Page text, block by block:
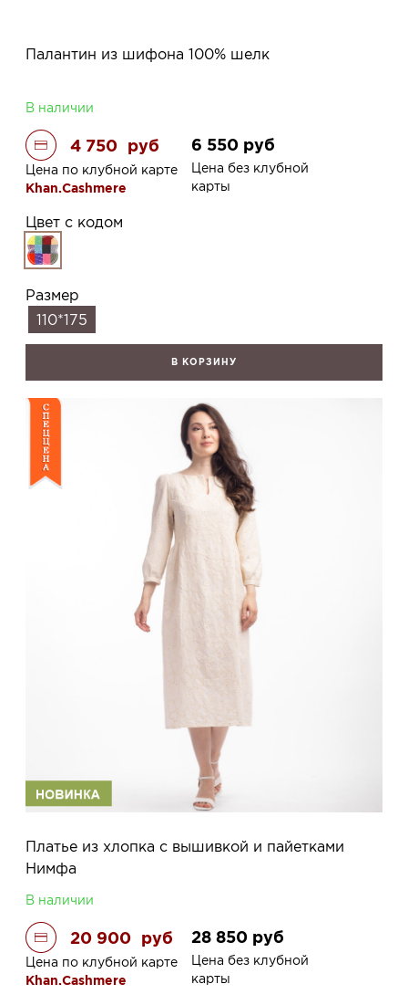
Палантин из шифона 100% шелк
В наличии
4 750 руб
Цена по клубной карте
Khan.Cashmere
6 550 руб
Цена без клубной
карты
Цвет с кодом
Размер
110*175
В КОРЗИНУ
Платье из хлопка с вышивкой и пайетками
Нимфа
В наличии
20 900 руб
Цена по клубной карте
Khan.Cashmere
28 850 руб
Цена без клубной
карты